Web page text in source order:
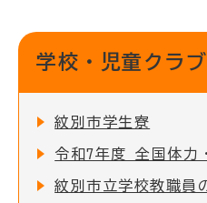
学校・児童クラブ
紋別市学生寮